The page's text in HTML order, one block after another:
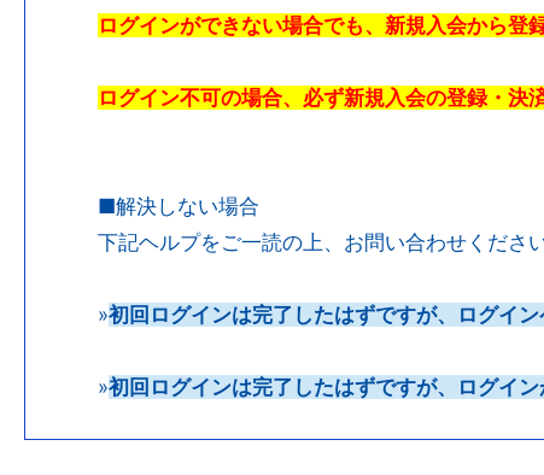
ログインができない場合でも、新規入会から登
ログイン不可の場合、必ず新規入会の登録・決
■解決しない場合
下記ヘルプをご一読の上、お問い合わせください
»初回ログインは完了したはずですが、ログイ
»初回ログインは完了したはずですが、ログイン